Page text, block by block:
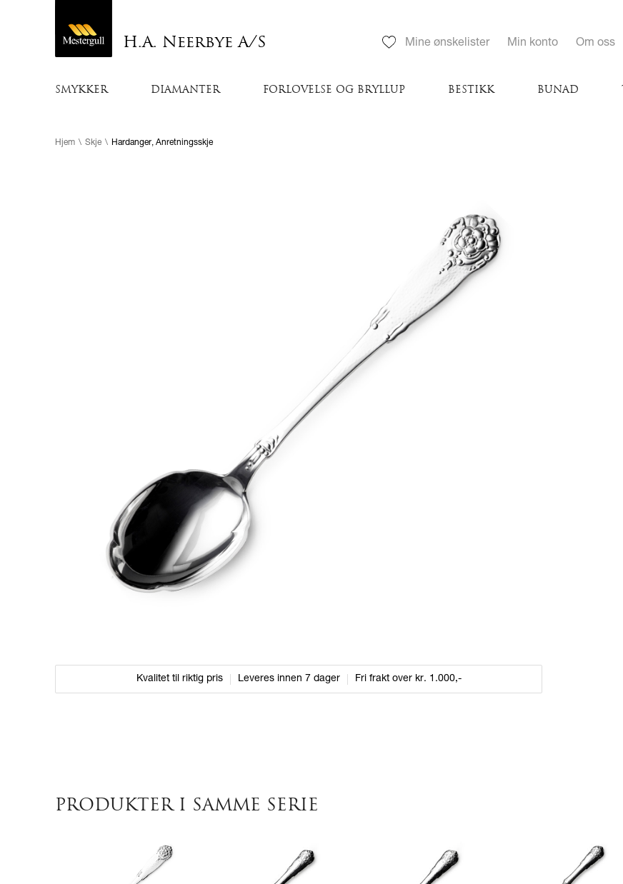
H.A. Neerbye A/S Mine ønskelister Min konto Om oss
SMYKKER DIAMANTER FORLOVELSE OG BRYLLUP BESTIKK BUNAD
Hjem \ Skje \ Hardanger, Anretningsskje
Kvalitet til riktig pris Leveres innen 7 dager Fri frakt over kr. 1.000,-
PRODUKTER I SAMME SERIE